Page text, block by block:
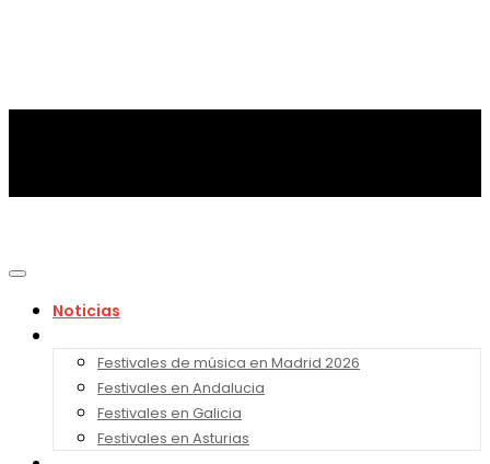
Noticias
Festivales de música en Madrid 2026
Festivales en Andalucia
Festivales en Galicia
Festivales en Asturias